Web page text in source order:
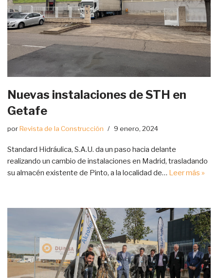
Nuevas instalaciones de STH en
Getafe
porRevista de la Construcción 9 enero, 2024
Standard Hidráulica, S.A.U. da un paso hacia delante
realizando un cambio de instalaciones en Madrid, trasladando
su almacén existente de Pinto, a la localidad de… Leer más »